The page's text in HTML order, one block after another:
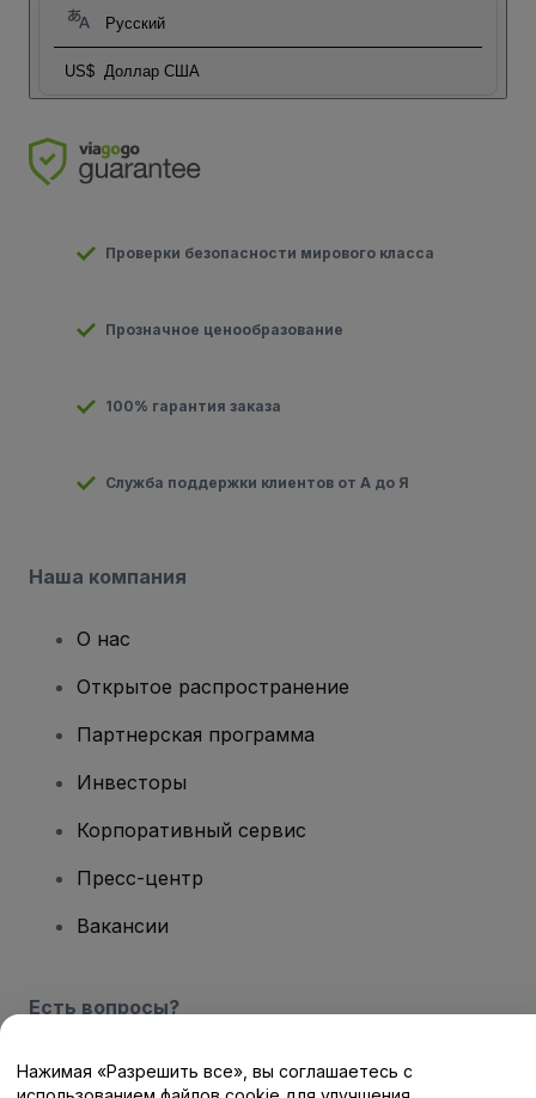
Русский
US$ Доллар США
Проверки безопасности мирового класса
Прозначное ценообразование
100% гарантия заказа
Служба поддержки клиентов от А до Я
Наша компания
О нас
Открытое распространение
Партнерская программа
Инвесторы
Корпоративный сервис
Пресс-центр
Вакансии
Есть вопросы?
Центр помощи / Свяжитесь с нами
Нажимая «Разрешить все», вы соглашаетесь с